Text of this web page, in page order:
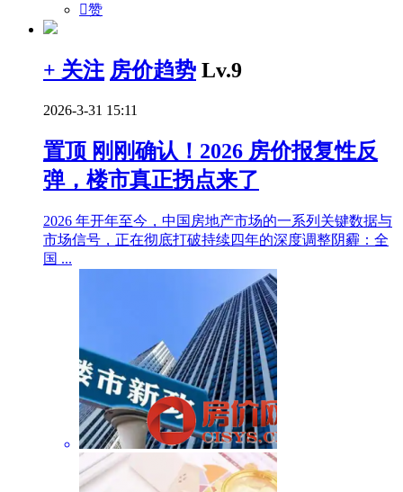
赞
+ 关注 房价趋势 Lv.9
2026-3-31 15:11
置顶 刚刚确认！2026 房价报复性反
弹，楼市真正拐点来了
2026 年开年至今，中国房地产市场的一系列关键数据与
市场信号，正在彻底打破持续四年的深度调整阴霾：全
国 ...